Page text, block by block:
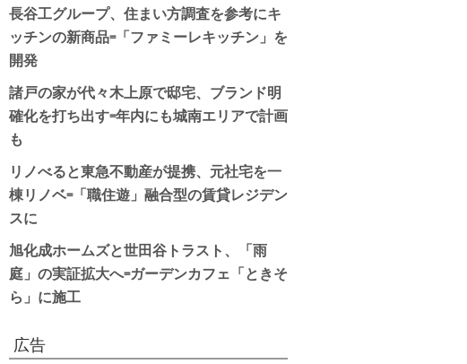
長谷工グループ、住まい方調査を参考にキ
ッチンの新商品=「ファミーレキッチン」を
開発
諸戸の家が代々木上原で邸宅、ブランド明
確化を打ち出す=年内にも城南エリアで計画
も
リノべると東急不動産が提携、元社宅を一
棟リノベ=「職住遊」融合型の賃貸レジデン
スに
旭化成ホームズと世田谷トラスト、「雨
庭」の実証拡大へ=ガーデンカフェ「ときそ
ら」に施工
広告